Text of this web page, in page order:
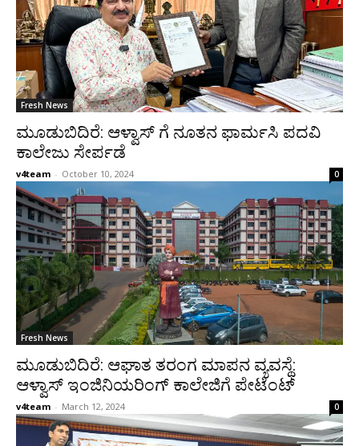
Fresh News
ಮೂಡುಬಿದಿರೆ: ಆಳ್ವಾಸ್ ಗೆ ನೂತನ ಫಾರ್ಮಸಿ ಪದವಿ
ಕಾಲೇಜು ಸೇರ್ಪಡೆ
v4team - October 10, 2024 0
Fresh News
ಮೂಡುಬಿದಿರೆ: ಆಘಾತ ತರಂಗ ಮಾಪನ ವ್ಯವಸ್ಥೆ:
ಆಳ್ವಾಸ್ ಇಂಜಿನಿಯರಿಂಗ್ ಕಾಲೇಜಿಗೆ ಪೇಟೆಂಟ್
v4team - March 12, 2024 0